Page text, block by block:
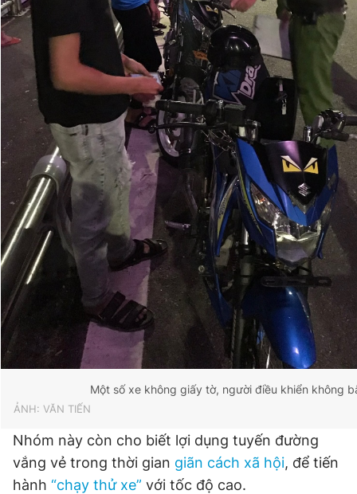
Một số xe không giấy tờ, người điều khiển không
ẢNH: VĂN TIẾN
Nhóm này còn cho biết lợi dụng tuyến đường
vắng vẻ trong thời gian giãn cách xã hội, để tiến
hành “chạy thử xe” với tốc độ cao.